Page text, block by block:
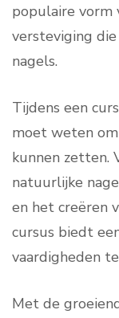
populaire vorm
versteviging
nagels.
Tijdens een
moet weten
kunnen zetten.
natuurlijke
en het creëren
cursus biedt
vaardigheden
Met de